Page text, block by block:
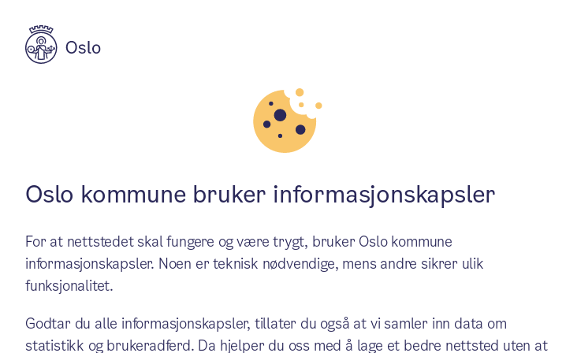
Elevundersøkelsen:
Oslo
Resultatene fra Elevundersøkelsen 2025–26
Oslo kommune bruker informasjonskapsler
For at nettstedet skal fungere og være trygt, bruker Oslo kommune
informasjonskapsler. Noen er teknisk nødvendige, mens andre sikrer ulik
funksjonalitet.
Godtar du alle informasjonskapsler, tillater du også at vi samler inn data om
statistikk og brukeradferd. Da hjelper du oss med å lage et bedre nettsted uten at